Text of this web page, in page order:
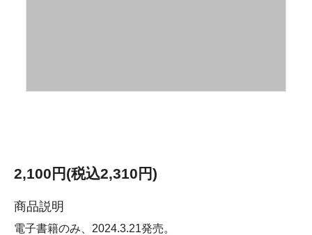
2,100円(税込2,310円)
商品説明
電子書籍のみ、2024.3.21発売。